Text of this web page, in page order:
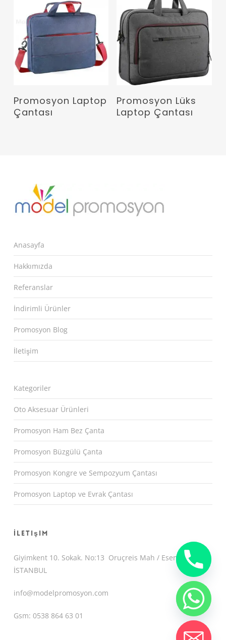
Devamını Oku
Promosyon Laptop
Çantası
Devamını Oku
Promosyon Lüks
Laptop Çantası
Anasayfa
Hakkımızda
Referanslar
İndirimli Ürünler
Promosyon Blog
İletişim
Kategoriler
Oto Aksesuar Ürünleri
Promosyon Ham Bez Çanta
Promosyon Büzgülü Çanta
Promosyon Kongre ve Sempozyum Çantası
Promosyon Laptop ve Evrak Çantası
İletişim
Giyimkent 10. Sokak. No:13 Oruçreis Mah / Esenler /
İSTANBUL
info@modelpromosyon.com
Gsm: 0538 864 63 01